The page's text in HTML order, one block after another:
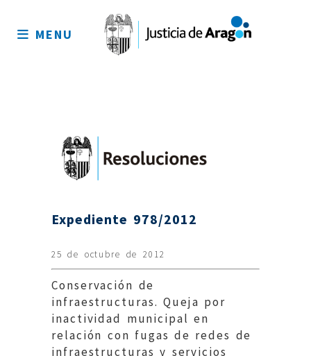
sitio
MENU
Expediente 978/2012
25 de octubre de 2012
Conservación de
infraestructuras. Queja por
inactividad municipal en
relación con fugas de redes de
infraestructuras y servicios